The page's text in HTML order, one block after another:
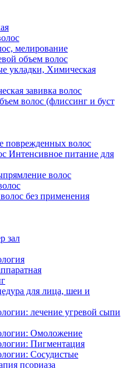
мелирование
объем волос
укладки, Химическая
завивка волос
волос (флиссинг и буст
поврежденных волос
Интенсивное питание для
волос
без применения
зал
для лица, шеи и
лечение угревой сыпи
Омоложение
Пигментация
Сосудистые
псориаза